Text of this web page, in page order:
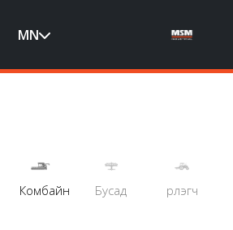
MN
Комбайн Бусад Үрлэгч